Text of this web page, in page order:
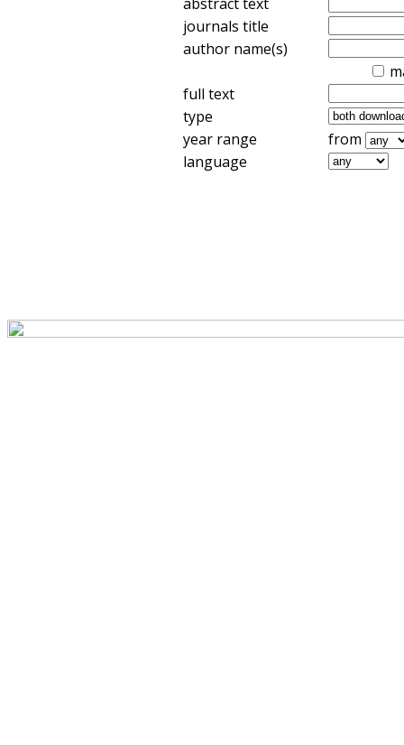
journals title
author name(s)
full text
type
year range
from
language